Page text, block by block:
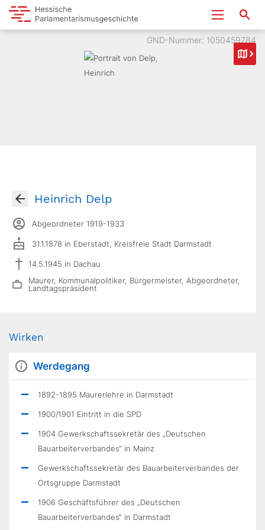
GND-Nummer: 1050459784
Heinrich Delp
Abgeordneter 1919-1933
31.1.1878 in Eberstadt, Kreisfreie Stadt Darmstadt
14.5.1945 in Dachau
Maurer, Kommunalpolitiker, Bürgermeister, Abgeordneter,
Landtagspräsident
Wirken
Werdegang
1892-1895 Maurerlehre in Darmstadt
1900/1901 Eintritt in die SPD
1904 Gewerkschaftssekretär des „Deutschen
Bauarbeiterverbandes“ in Mainz
Gewerkschaftssekretär des Bauarbeiterverbandes der
Ortsgruppe Darmstadt
1906 Geschäftsführer des „Deutschen
Bauarbeiterverbandes“ in Darmstadt